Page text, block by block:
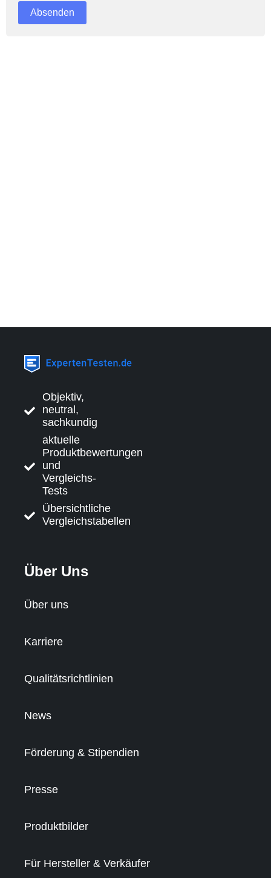
Objektiv,
neutral,
sachkundig
aktuelle
Produktbewertungen
und
Vergleichs-
Tests
Übersichtliche
Vergleichstabellen
Über Uns
Über uns
Karriere
Qualitätsrichtlinien
News
Förderung & Stipendien
Presse
Produktbilder
Für Hersteller & Verkäufer